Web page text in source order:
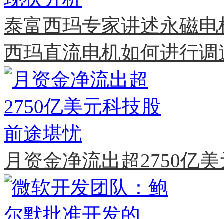
泰富西玛专家讲述永磁
西玛直流电机如何进行调
月资金净流出超2750亿